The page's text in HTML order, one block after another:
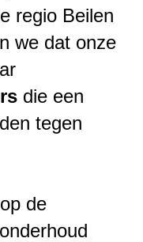
regio Beilen
we dat onze
die een
tegen
de